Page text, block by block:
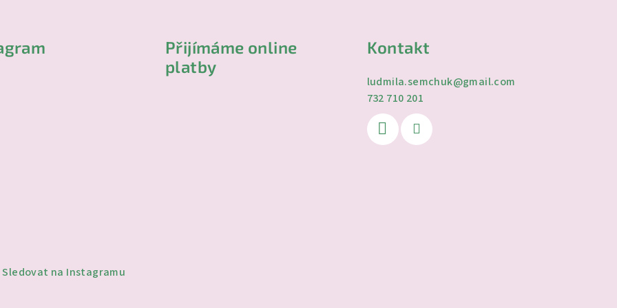
Sledovat na Instagramu
Přijímáme online
platby
Kontakt
ludmila.semchuk@gmail.com
732 710 201